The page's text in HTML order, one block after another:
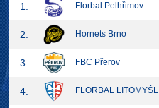
1. Florbal Pelhřimov
2. Hornets Brno
3. FBC Přerov
4. FLORBAL LITOMYŠL